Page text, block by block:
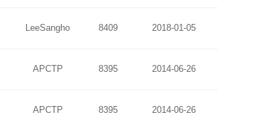
LeeSangho 8409 2018-01-05
APCTP 8395 2014-06-26
APCTP 8395 2014-06-26